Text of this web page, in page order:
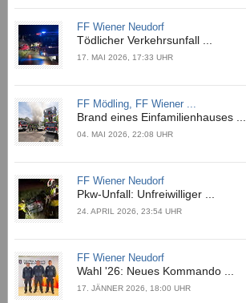
FF Wiener Neudorf
Tödlicher Verkehrsunfall ...
17. MAI 2026, 17:33 UHR
FF Mödling, FF Wiener ...
Brand eines Einfamilienhauses ...
04. MAI 2026, 22:08 UHR
FF Wiener Neudorf
Pkw-Unfall: Unfreiwilliger ...
24. APRIL 2026, 23:54 UHR
FF Wiener Neudorf
Wahl '26: Neues Kommando ...
17. JÄNNER 2026, 18:00 UHR